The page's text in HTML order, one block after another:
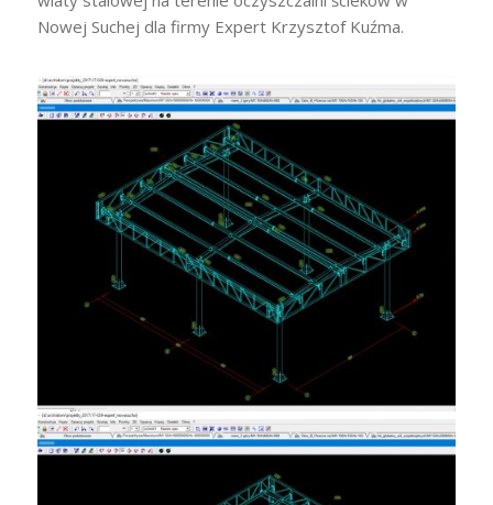
Nowej Suchej dla firmy Expert Krzysztof Kuźma.